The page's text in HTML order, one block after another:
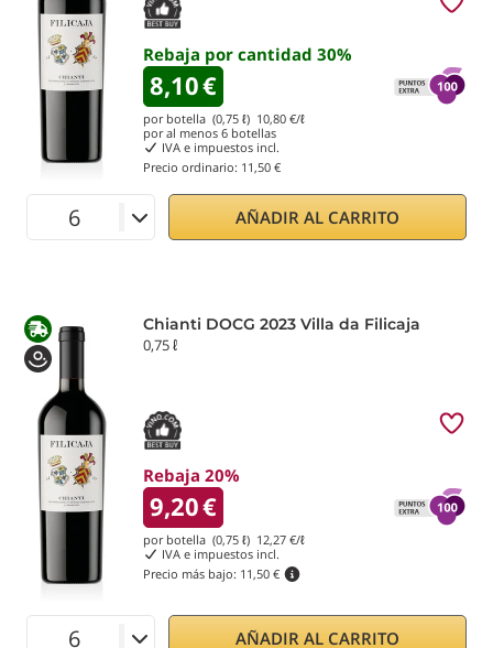
Rebaja por cantidad 30%
8,10€
por botella (0,75 ℓ) 10,80 €/ℓ
por al menos 6 botellas
IVA e impuestos incl.
Precio ordinario: 11,50 €
AÑADIR AL CARRITO
Chianti DOCG 2023 Villa da Filicaja
0,75 ℓ
Rebaja 20%
9,20€
por botella (0,75 ℓ) 12,27 €/ℓ
IVA e impuestos incl.
Precio más bajo: 11,50 €
AÑADIR AL CARRITO